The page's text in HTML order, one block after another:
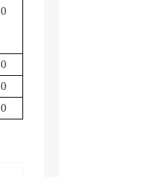
0
0
0
0